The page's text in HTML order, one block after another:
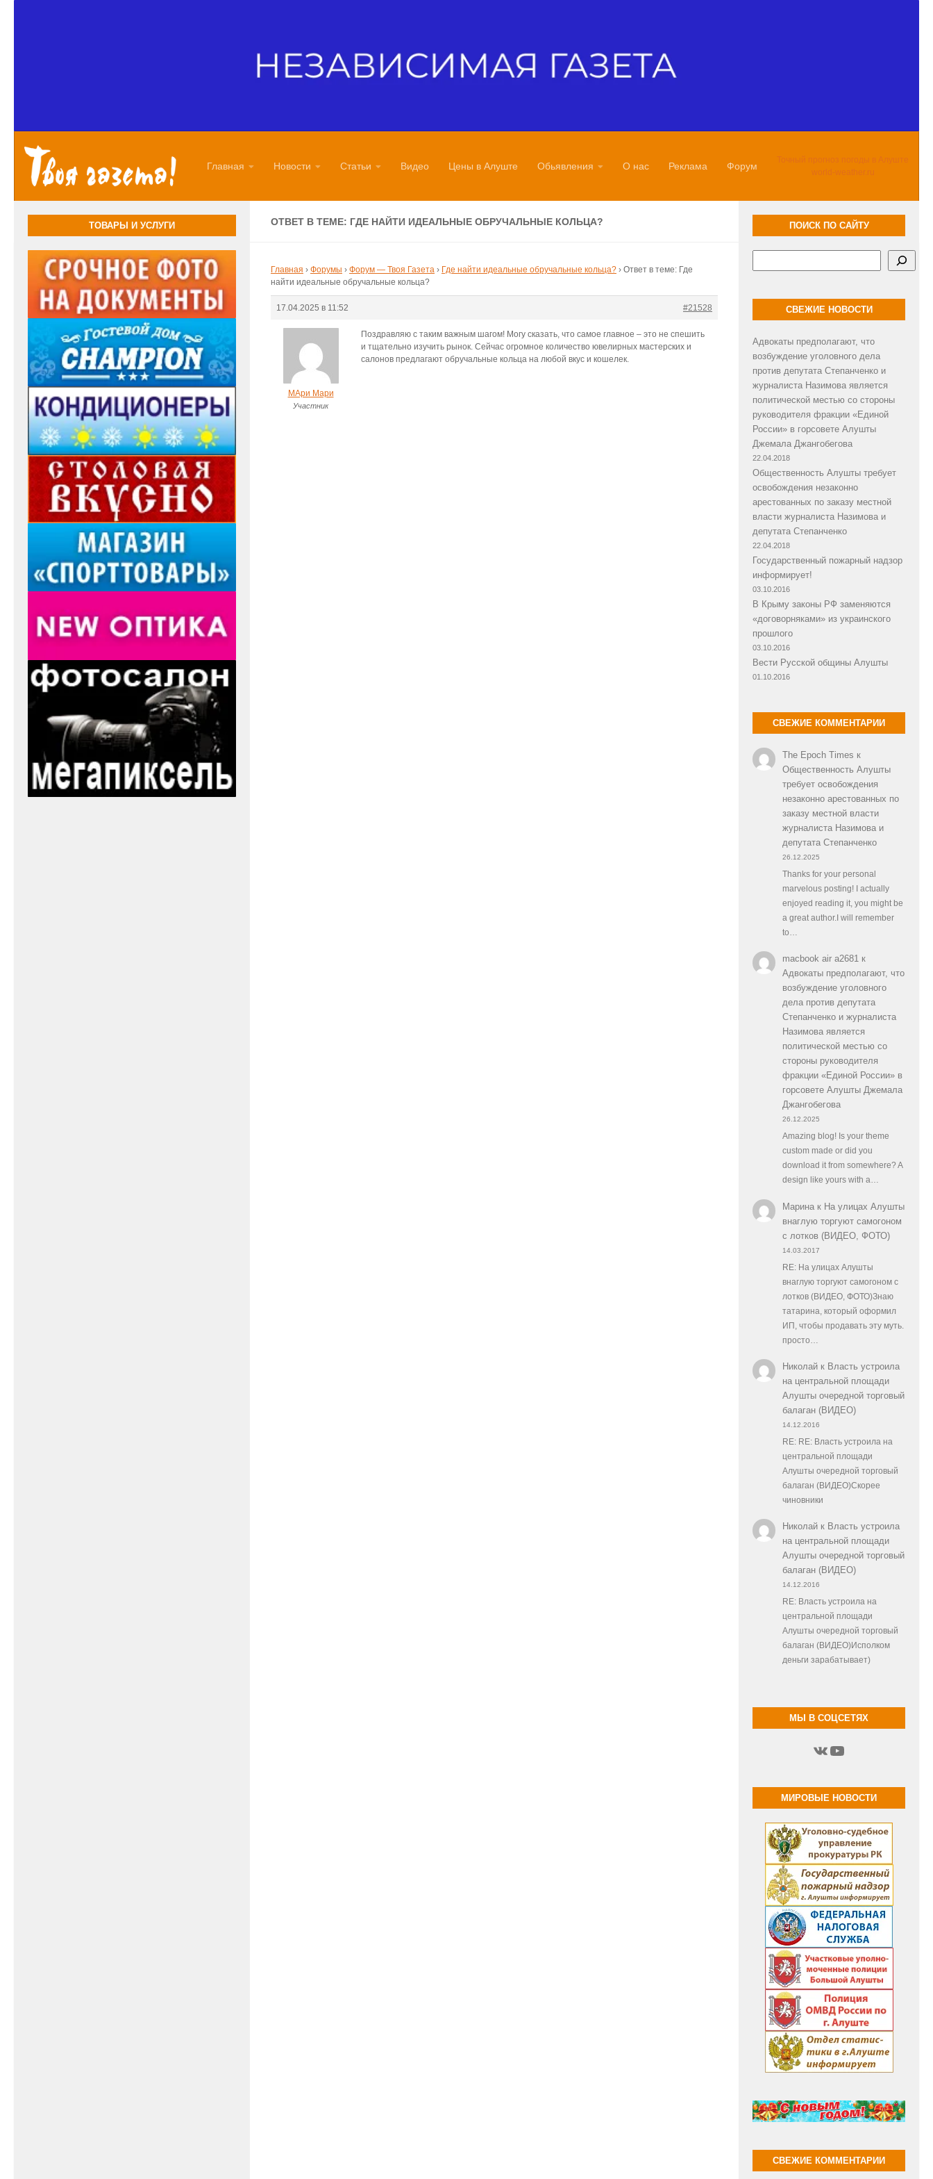
Главная Новости Статьи Видео Цены в Алуште Обьявления О нас Реклама Форум
Точный прогноз погоды в Алуште
world-weather.ru
ОТВЕТ В ТЕМЕ: ГДЕ НАЙТИ ИДЕАЛЬНЫЕ ОБРУЧАЛЬНЫЕ КОЛЬЦА?
Главная › Форумы › Форум — Твоя Газета › Где найти идеальные обручальные кольца? › Ответ в теме: Где
найти идеальные обручальные кольца?
17.04.2025 в 11:52 #21528
МАри Мари
Участник
Поздравляю с таким важным шагом! Могу сказать, что самое главное – это не спешить
и тщательно изучить рынок. Сейчас огромное количество ювелирных мастерских и
салонов предлагают обручальные кольца на любой вкус и кошелек.
ТОВАРЫ И УСЛУГИ ПОИСК ПО САЙТУ
СВЕЖИЕ НОВОСТИ
Адвокаты предполагают, что
возбуждение уголовного дела
против депутата Степанченко и
журналиста Назимова является
политической местью со стороны
руководителя фракции «Единой
России» в горсовете Алушты
Джемала Джангобегова
22.04.2018
Общественность Алушты требует
освобождения незаконно
арестованных по заказу местной
власти журналиста Назимова и
депутата Степанченко
22.04.2018
Государственный пожарный надзор
информирует!
03.10.2016
В Крыму законы РФ заменяются
«договорняками» из украинского
прошлого
03.10.2016
Вести Русской общины Алушты
01.10.2016
СВЕЖИЕ КОММЕНТАРИИ
The Epoch Times к
Общественность Алушты
требует освобождения
незаконно арестованных по
заказу местной власти
журналиста Назимова и
депутата Степанченко
26.12.2025
Thanks for your personal
marvelous posting! I actually
enjoyed reading it, you might be
a great author.I will remember
to…
macbook air a2681к
Адвокаты предполагают, что
возбуждение уголовного
дела против депутата
Степанченко и журналиста
Назимова является
политической местью со
стороны руководителя
фракции «Единой России» в
горсовете Алушты Джемала
Джангобегова
26.12.2025
Amazing blog! Is your theme
custom made or did you
download it from somewhere? A
design like yours with a…
Маринак На улицах Алушты
внаглую торгуют самогоном
с лотков (ВИДЕО, ФОТО)
14.03.2017
RE: На улицах Алушты
внаглую торгуют самогоном с
лотков (ВИДЕО, ФОТО)Знаю
татарина, который оформил
ИП, чтобы продавать эту муть.
просто…
Николайк Власть устроила
на центральной площади
Алушты очередной торговый
балаган (ВИДЕО)
14.12.2016
RE: RE: Власть устроила на
центральной площади
Алушты очередной торговый
балаган (ВИДЕО)Скорее
чиновники
Николайк Власть устроила
на центральной площади
Алушты очередной торговый
балаган (ВИДЕО)
14.12.2016
RE: Власть устроила на
центральной площади
Алушты очередной торговый
балаган (ВИДЕО)Исполком
деньги зарабатывает)
МЫ В СОЦСЕТЯХ
ВКонтакте
YouTube
МИРОВЫЕ НОВОСТИ
СВЕЖИЕ КОММЕНТАРИИ